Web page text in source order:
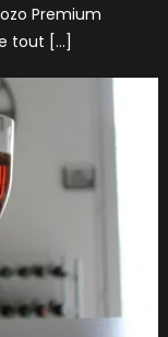
Premium
tout […]